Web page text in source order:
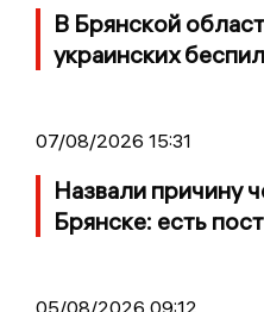
В Брянской
украинских
07/08/2026 15:31
Назвали причину
Брянске: есть
05/08/2026 09:12